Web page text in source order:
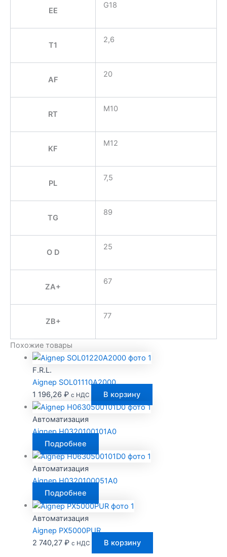
EE
G18
T1
2,6
AF
20
RT
M10
KF
M12
PL
7,5
TG
89
O D
25
ZA+
67
ZB+
77
Похожие товары
F.R.L.
Aignep SOL01110A2000
1 196,26 ₽ с НДС В корзину
Автоматизация
Aignep H0320100101A0
Подробнее
Автоматизация
Aignep H0320100051A0
Подробнее
Автоматизация
Aignep PX5000PUR
2 740,27 ₽ с НДС В корзину